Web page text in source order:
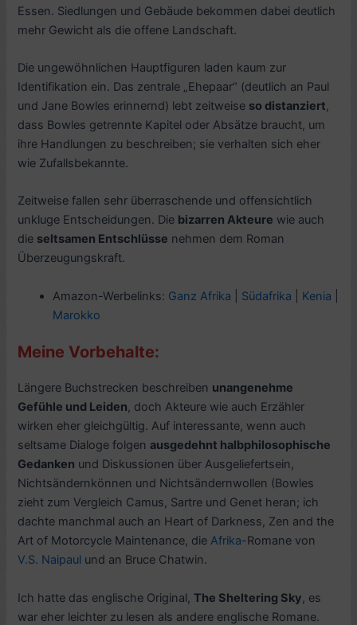
Essen. Siedlungen und Gebäude bekommen dabei deutlich
mehr Gewicht als die offene Landschaft.
Die ungewöhnlichen Hauptfiguren laden kaum zur
Identifikation ein. Das zentrale „Ehepaar“ (deutlich an Paul
und Jane Bowles erinnernd) lebt zeitweise so distanziert,
dass Bowles getrennte Kapitel oder Absätze braucht, um
ihre Handlungen zu beschreiben; sie verhalten sich eher
wie Zufallsbekannte.
Zeitweise fallen sehr überraschende und offensichtlich
unkluge Entscheidungen. Die bizarren Akteure wie auch
die seltsamen Entschlüsse nehmen dem Roman
Überzeugungskraft.
Amazon-Werbelinks: Ganz Afrika Südafrika Kenia
Marokko
Meine Vorbehalte:
Längere Buchstrecken beschreiben unangenehme
Gefühle und Leiden, doch Akteure wie auch Erzähler
wirken eher gleichgültig. Auf interessante, wenn auch
seltsame Dialoge folgenausgedehnt halbphilosophische
Gedanken und Diskussionen über Ausgeliefertsein,
Nichtsändernkönnen und Nichtsändernwollen (Bowles
zieht zum Vergleich Camus, Sartre und Genet heran; ich
dachte manchmal auch an Heart of Darkness, Zen and the
Art of Motorcycle Maintenance, dieAfrika-Romane von
V.S. Naipaul und an Bruce Chatwin.
Ich hatte das englische Original,The Sheltering Sky, es
war eher leichter zu lesen als andere englische Romane.